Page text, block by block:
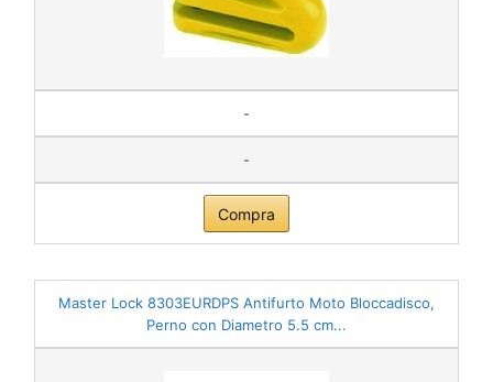
-
-
Compra
Master Lock 8303EURDPS Antifurto Moto Bloccadisco,
Perno con Diametro 5.5 cm...